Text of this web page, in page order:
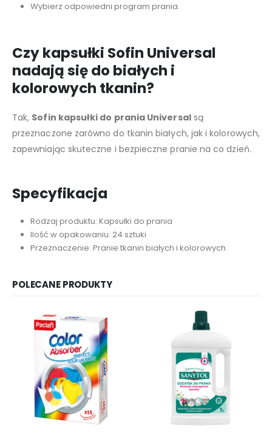
Wybierz odpowiedni program prania.
Czy kapsułki Sofin Universal
nadają się do białych i
kolorowych tkanin?
Tak, Sofin kapsułki do prania Universalsą
przeznaczone zarówno do tkanin białych, jak i kolorowych,
zapewniając skuteczne i bezpieczne pranie na co dzień.
Specyfikacja
Rodzaj produktu: Kapsułki do prania
Ilość w opakowaniu: 24 sztuki
Przeznaczenie: Pranie tkanin białych i kolorowych
POLECANE PRODUKTY